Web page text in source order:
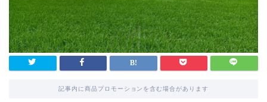
記事内に商品プロモーションを含む場合があります